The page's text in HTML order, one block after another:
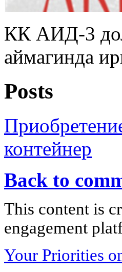
КК АИД-3
аймагинда
Posts
контейнер
Back to
This content is
engagement
Your Priorities